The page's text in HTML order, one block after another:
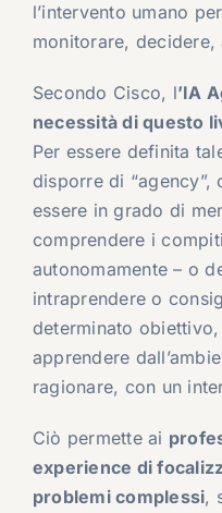
l’intervento umano
monitorare, decidere,
Secondo Cisco, l’IA
necessità di questo
Per essere definita
disporre di
essere in grado di
comprendere i
autonomamente – o
intraprendere o
determinato
apprendere
ragionare, con un
Ciò permette ai
experience di
problemi complessi,